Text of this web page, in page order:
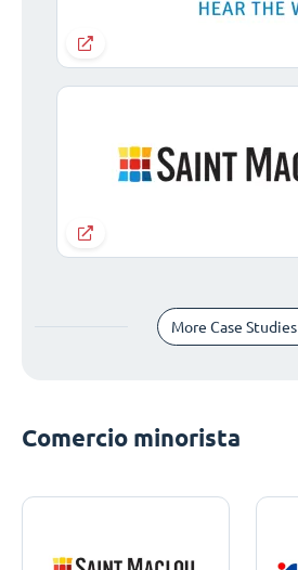
More Case Studies
Comercio minorista